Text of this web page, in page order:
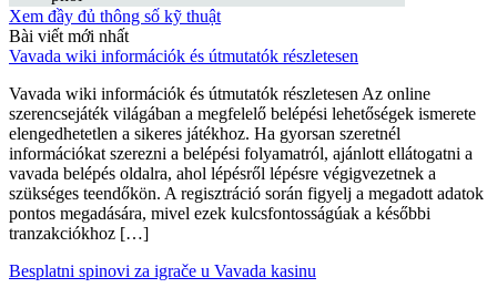
Xem đầy đủ thông số kỹ thuật
Bài viết mới nhất
Vavada wiki információk és útmutatók részletesen
Vavada wiki információk és útmutatók részletesen Az online
szerencsejáték világában a megfelelő belépési lehetőségek ismerete
elengedhetetlen a sikeres játékhoz. Ha gyorsan szeretnél
információkat szerezni a belépési folyamatról, ajánlott ellátogatni a
vavada belépés oldalra, ahol lépésről lépésre végigvezetnek a
szükséges teendőkön. A regisztráció során figyelj a megadott adatok
pontos megadására, mivel ezek kulcsfontosságúak a későbbi
tranzakciókhoz […]
Besplatni spinovi za igrače u Vavada kasinu